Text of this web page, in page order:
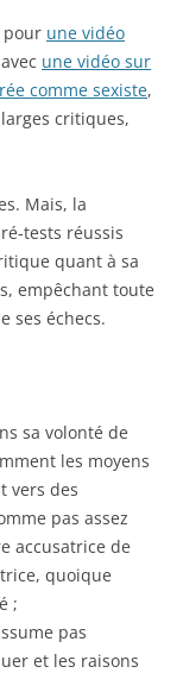
pour une vidéo
une vidéo sur
comme sexiste,
critiques,
Mais, la
tests réussis
quant à sa
empêchant toute
ses échecs.
sa volonté de
les moyens
vers des
pas assez
accusatrice de
quoique
;
pas
et les raisons